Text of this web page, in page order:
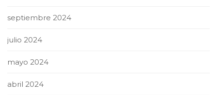
septiembre 2024
julio 2024
mayo 2024
abril 2024